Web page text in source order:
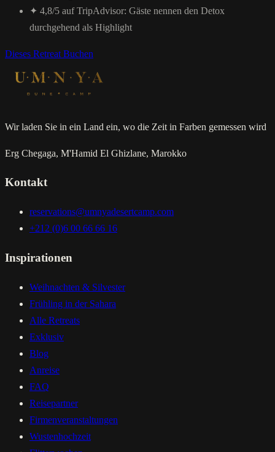
✦ 4,8/5 auf TripAdvisor: Gäste nennen den Detox
durchgehend als Highlight
Dieses Retreat Buchen
Wir laden Sie in ein Land ein, wo die Zeit in Farben gemessen wird
Erg Chegaga, M'Hamid El Ghizlane, Marokko
Kontakt
reservations@umnyadesertcamp.com
+212 (0)6 00 66 66 16
Inspirationen
Weihnachten & Silvester
Frühling in der Sahara
Alle Retreats
Exklusiv
Blog
Anreise
FAQ
Reisepartner
Firmenveranstaltungen
Wustenhochzeit